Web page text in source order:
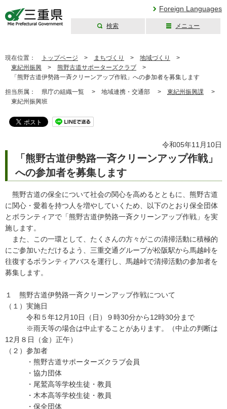
Foreign Languages
検索 メニュー
現在位置： トップページ > まちづくり > 地域づくり
>
東紀州振興 > 熊野古道サポーターズクラブ >
「熊野古道伊勢路一斉クリーンアップ作戦」への参加者を募集します
担当所属： 県庁の組織一覧 > 地域連携・交通部 > 東紀州振興課 >
東紀州振興班
令和05年11月10日
「熊野古道伊勢路一斉クリーンアップ作戦」
への参加者を募集します
熊野古道の保全について社会の関心を高めるとともに、熊野古道
に関心・愛着を持つ人を増やしていくため、以下のとおり保全団体
とボランティアで「熊野古道伊勢路一斉クリーンアップ作戦」を実
施します。
また、この一環として、たくさんの方々がこの清掃活動に積極的
にご参加いただけるよう、三重交通グループが松阪駅から馬越峠を
往復するボランティアバスを運行し、馬越峠で清掃活動の参加者を
募集します。
１ 熊野古道伊勢路一斉クリーンアップ作戦について
（１）実施日
令和５年12月10日（日）９時30分から12時30分まで
※雨天等の場合は中止することがあります。（中止の判断は
12月８日（金）正午）
（２）参加者
・熊野古道サポーターズクラブ会員
・協力団体
・尾鷲高等学校生徒・教員
・木本高等学校生徒・教員
・保全団体